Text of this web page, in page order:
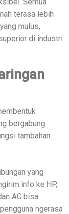
terasa lebih
mulus,
di industri
bergabung
tambahan.
yang
info ke HP,
AC bisa
ngerasa